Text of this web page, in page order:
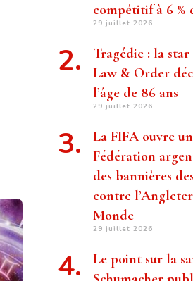
compétitif à 6 %
29 juillet 2026
Tragédie : la
Law & Order
l’âge de 86 ans
29 juillet 2026
La FIFA ouvre
Fédération
des bannières
contre
Monde
29 juillet 2026
Le point sur la